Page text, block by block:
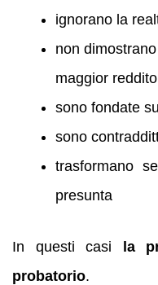
ignorano la
non
maggior reddito
sono fondate su
sono
trasformano
presunta
In questi casi la
probatorio.